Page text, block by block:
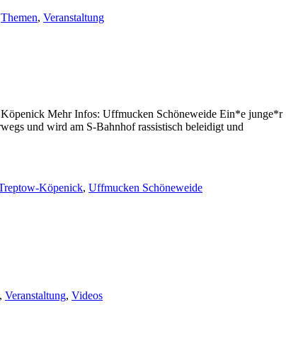
Themen, Veranstaltung
Mehr Infos: Uffmucken Schöneweide Ein*e junge*r
und wird am S-Bahnhof rassistisch beleidigt und
Köpenick, Uffmucken Schöneweide
, Veranstaltung, Videos